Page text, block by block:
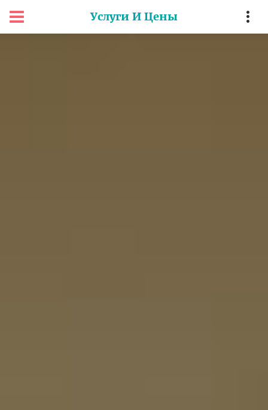
Услуги И Цены